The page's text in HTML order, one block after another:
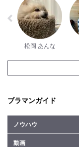
松岡 あんな
ブラマンガイド
ノウハウ
動画